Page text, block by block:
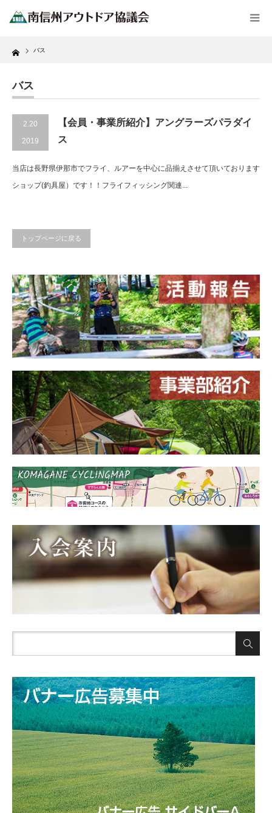
Home バス
バス
2.20
2019
【会員・事業所紹介】アングラーズパラダイ
ス
当店は長野県伊那市でフライ、ルアーを中心に品揃えさせて頂いております
ショップ(釣具屋）です！！フライフィッシング関連...
トップページに戻る